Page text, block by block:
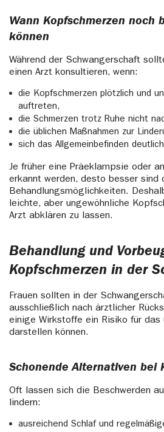
Wann Kopfschmerzen noch
können
Während der Schwangerschaft
einen Arzt konsultieren, wenn:
die Kopfschmerzen plötzlich und
auftreten,
die Schmerzen trotz Ruhe nicht
die üblichen Maßnahmen zur
sich das Allgemeinbefinden
Je früher eine Präeklampsie oder
erkannt werden, desto besser sind
Behandlungsmöglichkeiten.
leichte, aber ungewöhnliche
Arzt abklären zu lassen.
Behandlung und
Kopfschmerzen in der
Frauen sollten in der
ausschließlich nach ärztlicher
einige Wirkstoffe ein Risiko für das
darstellen können.
Schonende Alternativen bei
Oft lassen sich die Beschwerden
lindern:
ausreichend Schlaf und